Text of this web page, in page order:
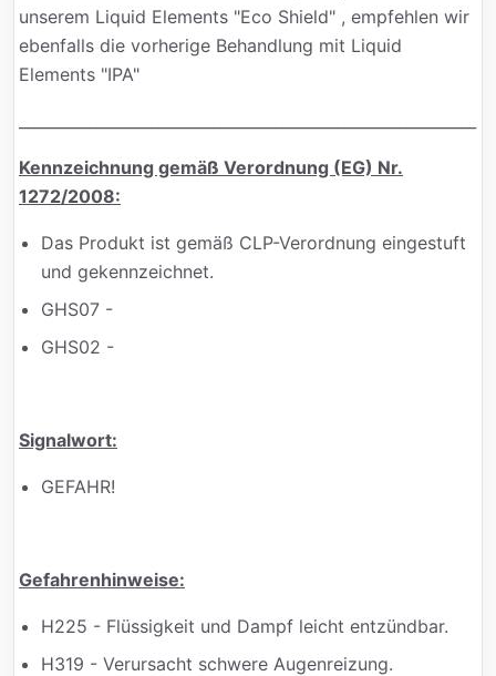
unserem Liquid Elements "Eco Shield" , empfehlen wir
ebenfalls die vorherige Behandlung mit Liquid
Elements "IPA"
Kennzeichnung gemäß Verordnung (EG) Nr.
1272/2008:
Das Produkt ist gemäß CLP-Verordnung eingestuft
und gekennzeichnet.
GHS07 -
GHS02 -
Signalwort:
GEFAHR!
Gefahrenhinweise:
H225 - Flüssigkeit und Dampf leicht entzündbar.
H319 - Verursacht schwere Augenreizung.